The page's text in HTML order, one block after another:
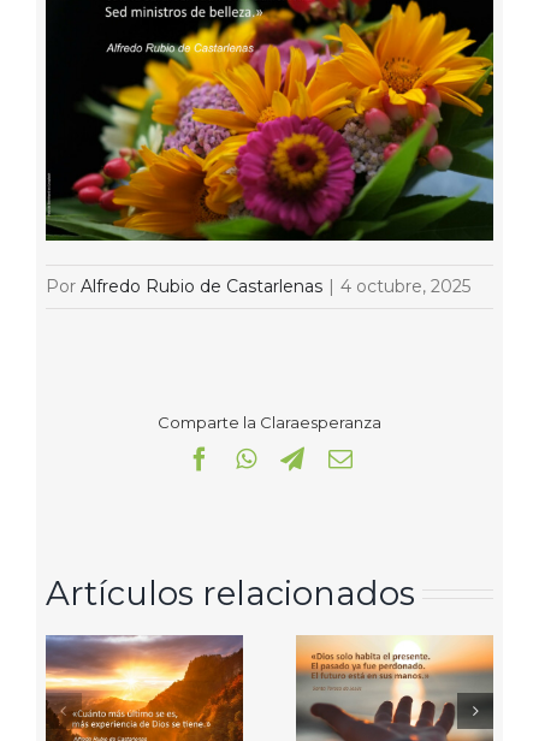
Por Alfredo Rubio de Castarlenas | 4 octubre, 2025
Comparte la Claraesperanza
Facebook
WhatsApp
Telegram
Correo
Artículos relacionados